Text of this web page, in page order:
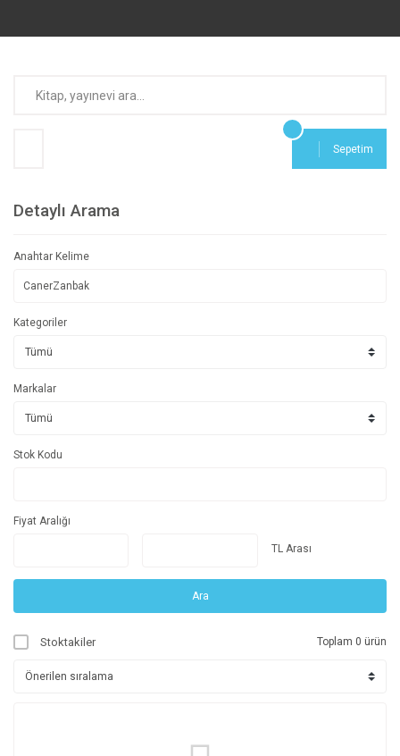
Sepetim
Detaylı Arama
Anahtar Kelime
Kategoriler
Markalar
Stok Kodu
Fiyat Aralığı
TL Arası
Ara
Stoktakiler Toplam 0 ürün